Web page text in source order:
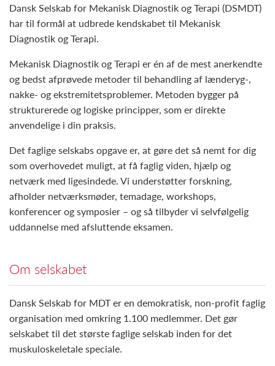
Dansk Selskab for Mekanisk Diagnostik og Terapi (DSMDT)
har til formål at udbrede kendskabet til Mekanisk
Diagnostik og Terapi.
Mekanisk Diagnostik og Terapi er én af de mest anerkendte
og bedst afprøvede metoder til behandling af lænderyg-,
nakke- og ekstremitetsproblemer. Metoden bygger på
strukturerede og logiske principper, som er direkte
anvendelige i din praksis.
Det faglige selskabs opgave er, at gøre det så nemt for dig
som overhovedet muligt, at få faglig viden, hjælp og
netværk med ligesindede. Vi understøtter forskning,
afholder netværksmøder, temadage, workshops,
konferencer og symposier – og så tilbyder vi selvfølgelig
uddannelse med afsluttende eksamen.
Om selskabet
Dansk Selskab for MDT er en demokratisk, non-profit faglig
organisation med omkring 1.100 medlemmer. Det gør
selskabet til det største faglige selskab inden for det
muskuloskeletale speciale.